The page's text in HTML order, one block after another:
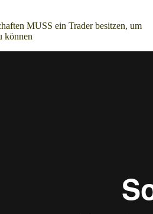
MUSS ein Trader besitzen, um
können